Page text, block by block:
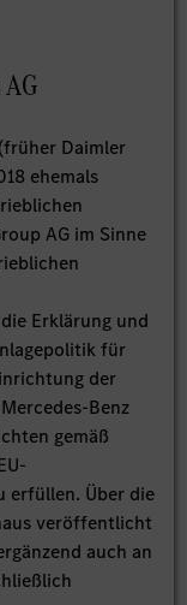
Daimler
ehemals
AG im Sinne
Erklärung und
für
der
Benz
gemäß
erfüllen. Über die
veröffentlicht
auch an